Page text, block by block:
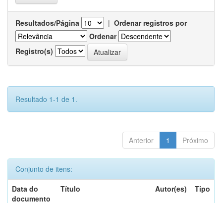
Resultados/Página | Ordenar registros por
Ordenar
Registro(s)
Resultado 1-1 de 1.
Anterior 1 Próximo
Conjunto de itens:
Data do
documento
Título Autor(es) Tipo